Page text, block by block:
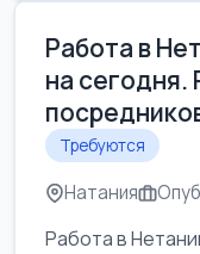
Работа в
на сегодня.
Требуются
Натания
Работа в